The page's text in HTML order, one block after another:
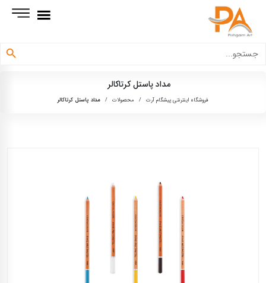
برای:
دکمه جستجو
مداد پاستل کرتاکالر
فروشگاه اینترنتی پیشگام آرت / محصولات / مداد پاستل کرتاکالر